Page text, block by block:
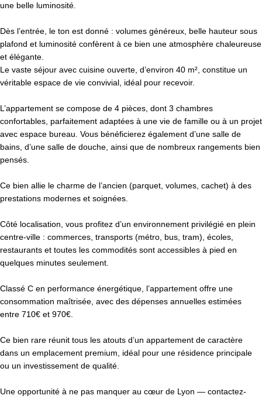
une belle luminosité.
Dès l’entrée, le ton est donné : volumes généreux, belle hauteur sous
plafond et luminosité confèrent à ce bien une atmosphère chaleureuse
et élégante.
Le vaste séjour avec cuisine ouverte, d’environ 40 m², constitue un
véritable espace de vie convivial, idéal pour recevoir.
L’appartement se compose de 4 pièces, dont 3 chambres
confortables, parfaitement adaptées à une vie de famille ou à un projet
avec espace bureau. Vous bénéficierez également d’une salle de
bains, d’une salle de douche, ainsi que de nombreux rangements bien
pensés.
Ce bien allie le charme de l’ancien (parquet, volumes, cachet) à des
prestations modernes et soignées.
Côté localisation, vous profitez d’un environnement privilégié en plein
centre-ville : commerces, transports (métro, bus, tram), écoles,
restaurants et toutes les commodités sont accessibles à pied en
quelques minutes seulement.
Classé C en performance énergétique, l’appartement offre une
consommation maîtrisée, avec des dépenses annuelles estimées
entre 710€ et 970€.
Ce bien rare réunit tous les atouts d’un appartement de caractère
dans un emplacement premium, idéal pour une résidence principale
ou un investissement de qualité.
Une opportunité à ne pas manquer au cœur de Lyon — contactez-